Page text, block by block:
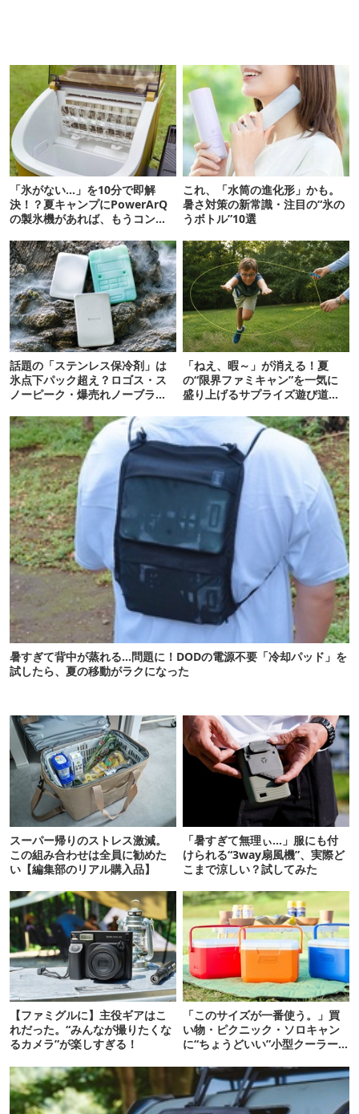
「氷がない…」を10分で即解
決！？夏キャンプにPowerArQ
の製氷機があれば、もうコンビ
これ、「水筒の進化形」かも。
暑さ対策の新常識・注目の“氷の
うボトル”10選
話題の「ステンレス保冷剤」は
氷点下パック超え？ロゴス・ス
ノーピーク・爆売れノーブラン
「ねえ、暇～」が消える！夏
の“限界ファミキャン”を一気に
盛り上げるサプライズ遊び道具7
暑すぎて背中が蒸れる…問題に！DODの電源不要「冷却パッド」を
試したら、夏の移動がラクになった
スーパー帰りのストレス激減。
この組み合わせは全員に勧めた
い【編集部のリアル購入品】
「暑すぎて無理ぃ…」服にも付
けられる“3way扇風機”、実際ど
こまで涼しい？試してみた
【ファミグルに】主役ギアはこ
れだった。“みんなが撮りたくな
るカメラ”が楽しすぎる！
「このサイズが一番使う。」買
い物・ピクニック・ソロキャン
に“ちょうどいい”小型クーラー